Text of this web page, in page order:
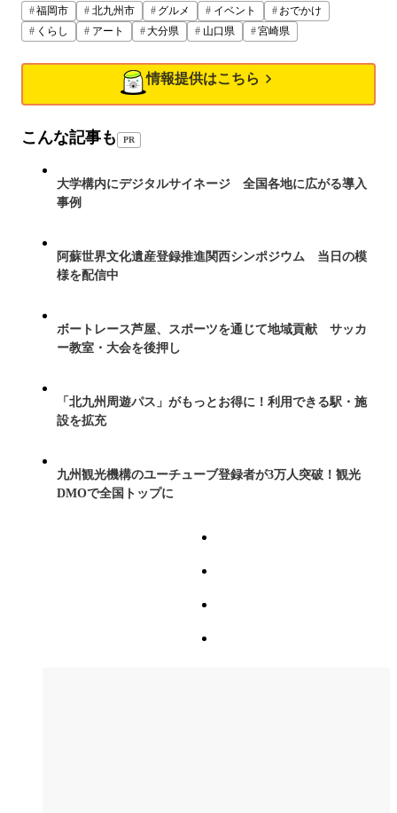
福岡市 北九州市 グルメ イベント
おでかけ
くらし
アート 大分県 山口県 宮崎県
情報提供はこちら
こんな記事も PR
大学構内にデジタルサイネージ 全国各地に広がる導入
事例
阿蘇世界文化遺産登録推進関西シンポジウム 当日の模
様を配信中
ボートレース芦屋、スポーツを通じて地域貢献 サッカ
ー教室・大会を後押し
「北九州周遊パス」がもっとお得に！利用できる駅・施
設を拡充
九州観光機構のユーチューブ登録者が3万人突破！観光
DMOで全国トップに